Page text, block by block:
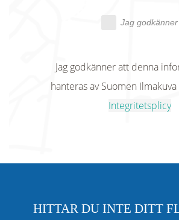
Jag godkänner
Jag godkänner att denna
hanteras av Suomen
Integritetsplicy
HITTAR DU INTE DITT